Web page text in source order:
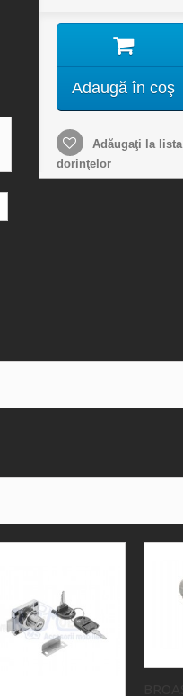
Adaugă în coş
Adăugaţi la lista
dorinţelor